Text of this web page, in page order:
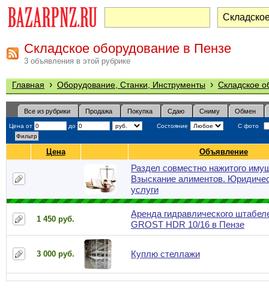
Складское оборудование в Пензе
3 объявления в этой рубрике
Главная › Оборудование, Станки, Инструменты › Складское
Все из рубрики Продажа Покупка Сдаю Сниму Обмен
Цена от до Состояние С фото
Цена Объявление
Раздел совместно нажитого
Взыскание алиментов.
услуги
1 450 руб.
Аренда гидравлического
GROST HDR 10/16 в Пензе
3 000 руб. Куплю стеллажи